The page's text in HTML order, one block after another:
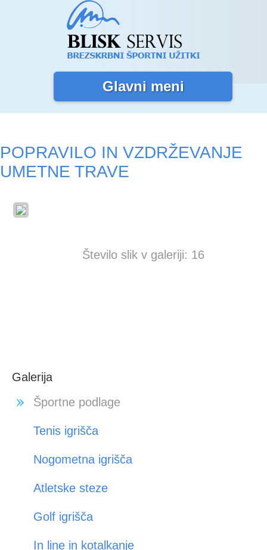
Glavni meni
POPRAVILO IN VZDRŽEVANJE
UMETNE TRAVE
Število slik v galeriji: 16
Galerija
Športne podlage
Tenis igrišča
Nogometna igrišča
Atletske steze
Golf igrišča
In line in kotalkanje